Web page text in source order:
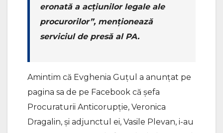
eronată a acțiunilor legale ale
procurorilor”, menționează
serviciul de presă al PA.
Amintim că Evghenia Guțul a anunțat pe
pagina sa de pe Facebook că șefa
Procuraturii Anticorupție, Veronica
Dragalin, și adjunctul ei, Vasile Plevan, i-au